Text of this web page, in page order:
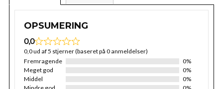
OPSUMERING
0,0
0,0 ud af 5 stjerner (baseret på 0 anmeldelser)
Fremragende
0%
Meget god
0%
Middel
0%